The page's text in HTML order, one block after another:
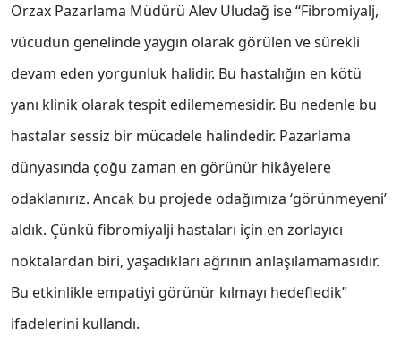
Orzax Pazarlama Müdürü Alev Uludağ ise ‘‘Fibromiyalj,
vücudun genelinde yaygın olarak görülen ve sürekli
devam eden yorgunluk halidir. Bu hastalığın en kötü
yanı klinik olarak tespit edilememesidir. Bu nedenle bu
hastalar sessiz bir mücadele halindedir. Pazarlama
dünyasında çoğu zaman en görünür hikâyelere
odaklanırız. Ancak bu projede odağımıza ‘görünmeyeni’
aldık. Çünkü fibromiyalji hastaları için en zorlayıcı
noktalardan biri, yaşadıkları ağrının anlaşılamamasıdır.
Bu etkinlikle empatiyi görünür kılmayı hedefledik’’
ifadelerini kullandı.